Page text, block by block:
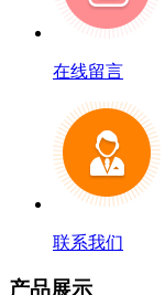
在线留言
联系我们
产品展示